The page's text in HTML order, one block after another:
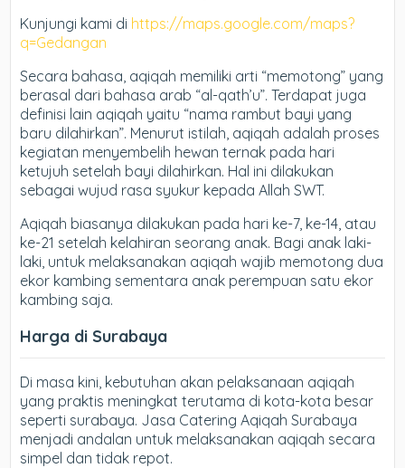
Kunjungi kami di https://maps.google.com/maps?
q=Gedangan
Secara bahasa, aqiqah memiliki arti “memotong” yang
berasal dari bahasa arab “al-qath’u”. Terdapat juga
definisi lain aqiqah yaitu “nama rambut bayi yang
baru dilahirkan”. Menurut istilah, aqiqah adalah proses
kegiatan menyembelih hewan ternak pada hari
ketujuh setelah bayi dilahirkan. Hal ini dilakukan
sebagai wujud rasa syukur kepada Allah SWT.
Aqiqah biasanya dilakukan pada hari ke-7, ke-14, atau
ke-21 setelah kelahiran seorang anak. Bagi anak laki-
laki, untuk melaksanakan aqiqah wajib memotong dua
ekor kambing sementara anak perempuan satu ekor
kambing saja.
Harga di Surabaya
Di masa kini, kebutuhan akan pelaksanaan aqiqah
yang praktis meningkat terutama di kota-kota besar
seperti surabaya. Jasa Catering Aqiqah Surabaya
menjadi andalan untuk melaksanakan aqiqah secara
simpel dan tidak repot.